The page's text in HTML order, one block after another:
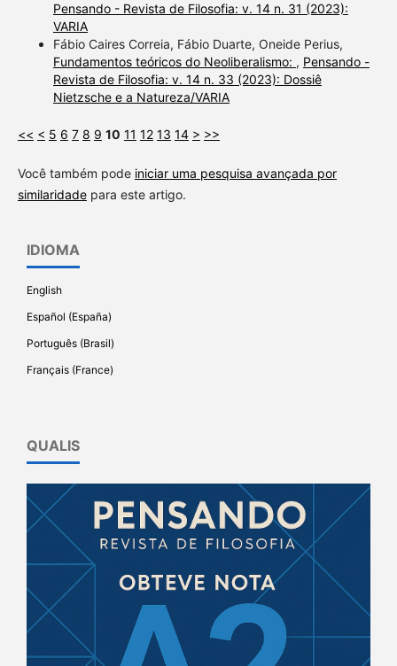
Pensando - Revista de Filosofia: v. 14 n. 31 (2023):
VARIA
Fábio Caires Correia, Fábio Duarte, Oneide Perius,
Fundamentos teóricos do Neoliberalismo: , Pensando -
Revista de Filosofia: v. 14 n. 33 (2023): Dossiê
Nietzsche e a Natureza/VARIA
<< < 5 6 7 8 9 10 11 12 13 14 > >>
Você também pode iniciar uma pesquisa avançada por
similaridadepara este artigo.
IDIOMA
English
Español (España)
Português (Brasil)
Français (France)
QUALIS